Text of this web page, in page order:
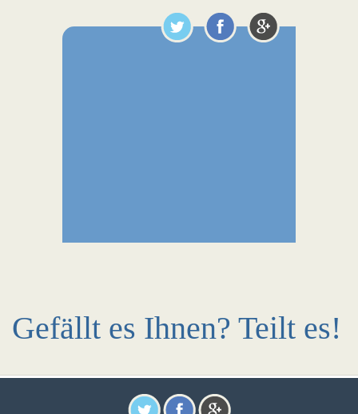
Gefällt es Ihnen? Teilt es!